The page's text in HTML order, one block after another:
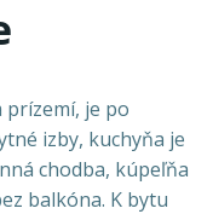
prízemí, je po
izby, kuchyňa je
chodba, kúpeľňa
balkóna. K bytu